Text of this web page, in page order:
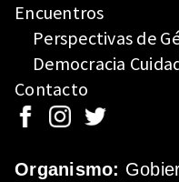
Encuentros
Perspectivas de
Democracia
Contacto
Organismo: